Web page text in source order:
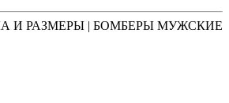
И РАЗМЕРЫ | БОМБЕРЫ МУЖСКИЕ